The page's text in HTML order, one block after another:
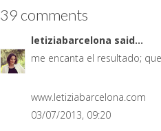
39 comments
letiziabarcelona said...
me encanta el resultado;
www.letiziabarcelona.com
03/07/2013, 09:20